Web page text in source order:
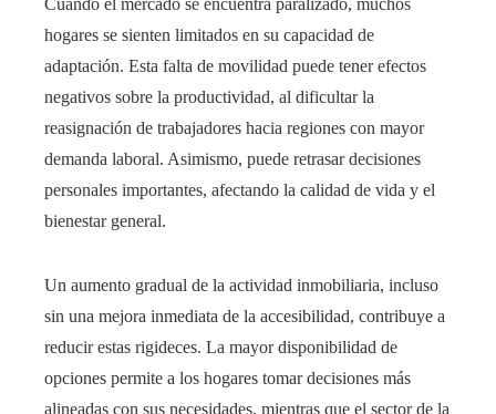
hogares se sienten limitados en su capacidad de
adaptación. Esta falta de movilidad puede tener efectos
negativos sobre la productividad, al dificultar la
reasignación de trabajadores hacia regiones con mayor
demanda laboral. Asimismo, puede retrasar decisiones
personales importantes, afectando la calidad de vida y el
bienestar general.
Un aumento gradual de la actividad inmobiliaria, incluso
sin una mejora inmediata de la accesibilidad, contribuye a
reducir estas rigideces. La mayor disponibilidad de
opciones permite a los hogares tomar decisiones más
alineadas con sus necesidades, mientras que el sector de la